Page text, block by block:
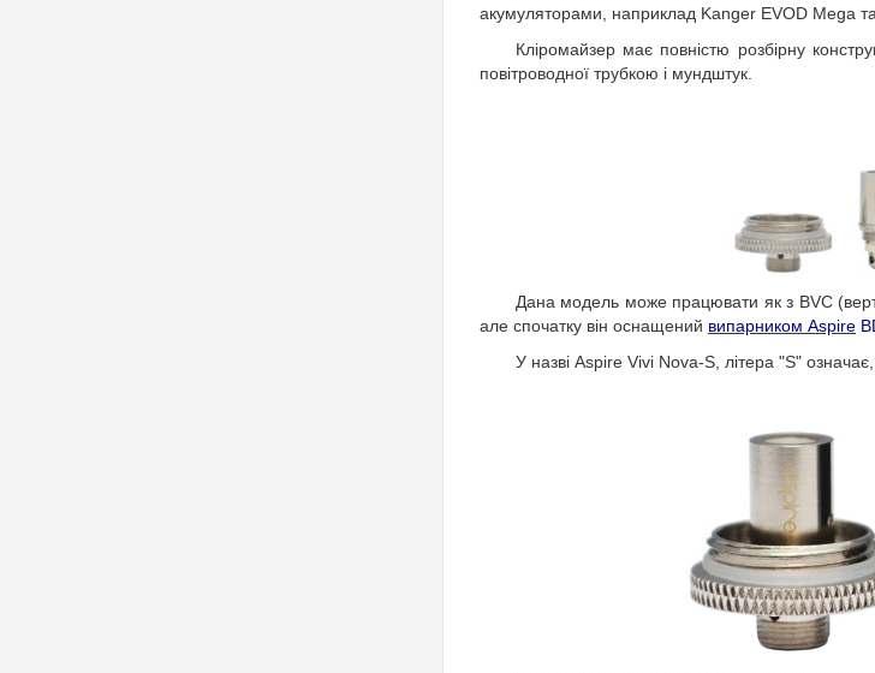
акумуляторами, наприклад Kanger EVOD Mega
Кліромайзер має повністю розбірну
повітроводної трубкою і мундштук.
Дана модель може працювати як з BVC
але спочатку він оснащений випарником Aspire
У назві Aspire Vivi Nova-S, літера "S"